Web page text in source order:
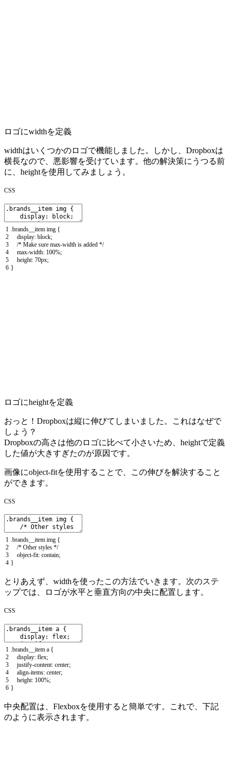
ロゴにwidthを定義
widthはいくつかのロゴで機能しました。しかし、Dropboxは
横長なので、悪影響を受けています。他の解決策にうつる前
に、 heightを使用してみましょう。
CSS
1
2
3
4
5
6
brands__item img {
display: block;
/* Make sure max-width is added */
max-width: 100%;
height: 70px;
}
ロゴにheightを定義
おっと！Dropboxは縦に伸びてしまいました。これはなぜで
しょう？
Dropboxの高さは他のロゴに比べて小さいため、 heightで定義
した値が大きすぎたのが原因です。
画像にobject-fitを使用することで、この伸びを解決すること
ができます。
CSS
1
2
3
4
.brands__item img {
/* Other styles */
object-fit: contain;
}
とりあえず、 widthを使ったこの方法でいきます。次のステ
ップでは、ロゴが水平と垂直方向の中央に配置します。
CSS
1
2
3
4
5
6
.brands_ item a {
display: flex;
justify-content: center;
align-items: center;
height: 100%;
}
中央配置は、Flexboxを使用すると簡単です。これで、下記
のように表示されます。